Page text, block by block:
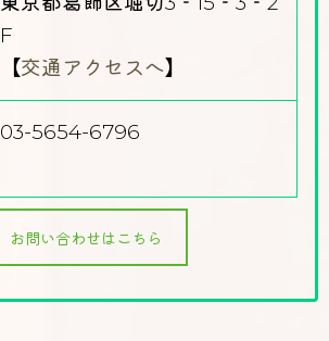
F
【交通アクセスへ】
03-5654-6796
お問い合わせはこちら